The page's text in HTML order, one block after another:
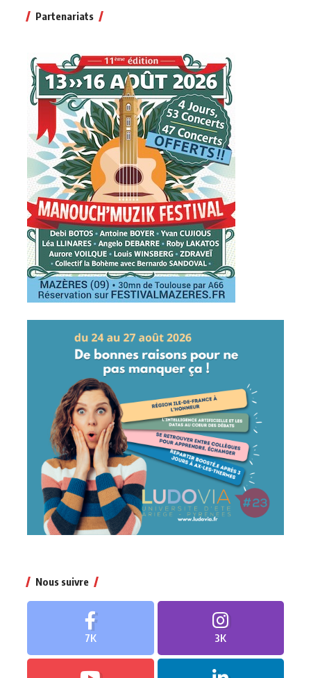
Partenariats
Nous suivre
7K 3K